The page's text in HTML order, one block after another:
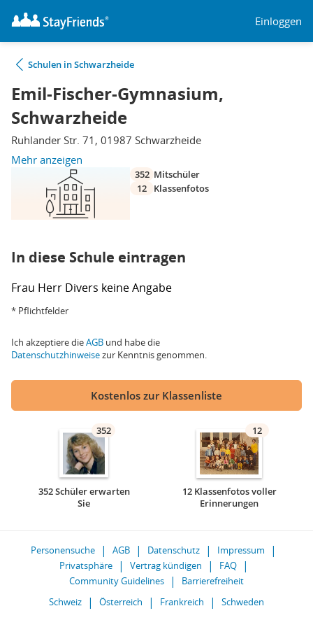
Einloggen
Schulen in Schwarzheide
Emil-Fischer-Gymnasium,
Schwarzheide
Ruhlander Str. 71, 01987 Schwarzheide
Mehr anzeigen
352 Mitschüler
12
Klassenfotos
In diese Schule eintragen
Frau Herr Divers keine Angabe
* Pflichtfelder
Ich akzeptiere dieAGB und habe die
Datenschutzhinweisezur Kenntnis genommen.
Kostenlos zur Klassenliste
352
352 Schüler erwarten
Sie
12
12 Klassenfotos voller
Erinnerungen
Personensuche AGB Datenschutz
Impressum
Privatsphäre
Vertrag kündigen
FAQ
Community Guidelines
Barrierefreiheit
Schweiz
Österreich Frankreich Schweden